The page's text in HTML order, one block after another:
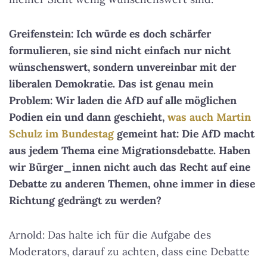
Greifenstein: Ich würde es doch schärfer
formulieren, sie sind nicht einfach nur nicht
wünschenswert, sondern unvereinbar mit der
liberalen Demokratie. Das ist genau mein
Problem: Wir laden die AfD auf alle möglichen
Podien ein und dann geschieht, was auch Martin
Schulz im Bundestaggemeint hat: Die AfD macht
aus jedem Thema eine Migrationsdebatte. Haben
wir Bürger_innen nicht auch das Recht auf eine
Debatte zu anderen Themen, ohne immer in diese
Richtung gedrängt zu werden?
Arnold: Das halte ich für die Aufgabe des
Moderators, darauf zu achten, dass eine Debatte